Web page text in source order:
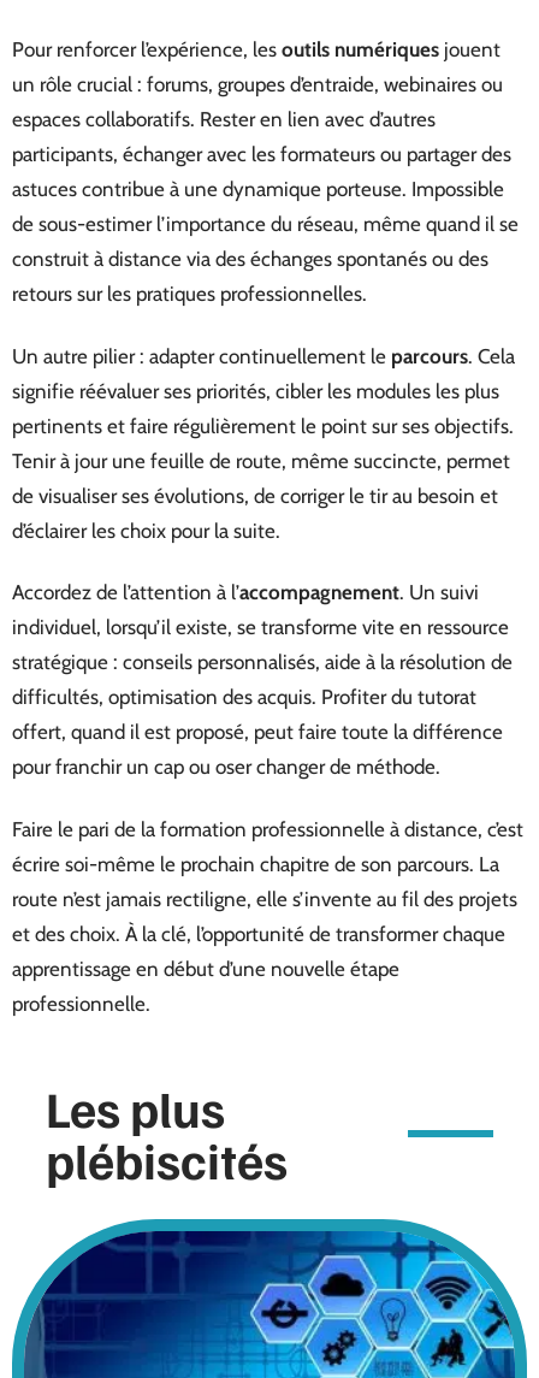
Pour renforcer l’expérience, les outils numériques jouent
un rôle crucial : forums, groupes d’entraide, webinaires ou
espaces collaboratifs. Rester en lien avec d’autres
participants, échanger avec les formateurs ou partager des
astuces contribue à une dynamique porteuse. Impossible
de sous-estimer l’importance du réseau, même quand il se
construit à distance via des échanges spontanés ou des
retours sur les pratiques professionnelles.
Un autre pilier : adapter continuellement le parcours. Cela
signifie réévaluer ses priorités, cibler les modules les plus
pertinents et faire régulièrement le point sur ses objectifs.
Tenir à jour une feuille de route, même succincte, permet
de visualiser ses évolutions, de corriger le tir au besoin et
d’éclairer les choix pour la suite.
Accordez de l’attention à l’accompagnement. Un suivi
individuel, lorsqu’il existe, se transforme vite en ressource
stratégique : conseils personnalisés, aide à la résolution de
difficultés, optimisation des acquis. Profiter du tutorat
offert, quand il est proposé, peut faire toute la différence
pour franchir un cap ou oser changer de méthode.
Faire le pari de la formation professionnelle à distance, c’est
écrire soi-même le prochain chapitre de son parcours. La
route n’est jamais rectiligne, elle s’invente au fil des projets
et des choix. À la clé, l’opportunité de transformer chaque
apprentissage en début d’une nouvelle étape
professionnelle.
Les plus
plébiscités